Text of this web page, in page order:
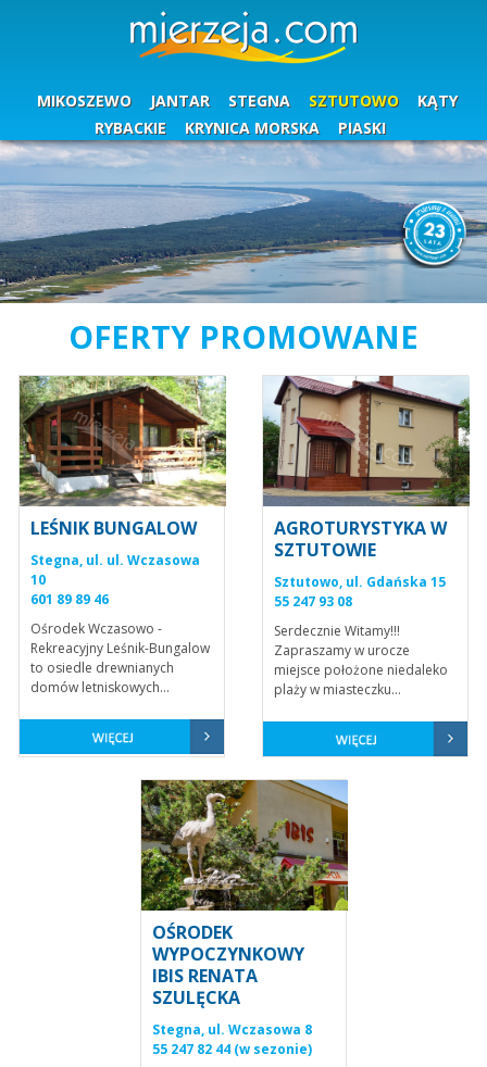
MIKOSZEWO JANTAR STEGNA SZTUTOWO
KĄTY
RYBACKIE
KRYNICA MORSKA PIASKI
OFERTY PROMOWANE
LEŚNIK BUNGALOW
Stegna, ul. ul. Wczasowa
10
601 89 89 46
Ośrodek Wczasowo -
Rekreacyjny Leśnik-Bungalow
to osiedle drewnianych
domów letniskowych...
AGROTURYSTYKA W
SZTUTOWIE
Sztutowo, ul. Gdańska 15
55 247 93 08
Serdecznie Witamy!!!
Zapraszamy w urocze
miejsce położone niedaleko
plaży w miasteczku...
OŚRODEK
WYPOCZYNKOWY
IBIS RENATA
SZULĘCKA
Stegna, ul. Wczasowa 8
55 247 82 44 (w sezonie)